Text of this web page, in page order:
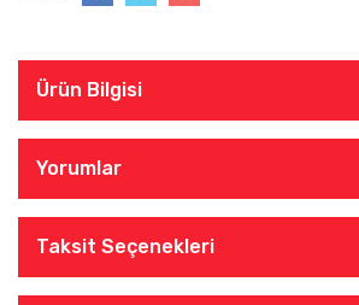
Ürün Bilgisi
Yorumlar
Taksit Seçenekleri